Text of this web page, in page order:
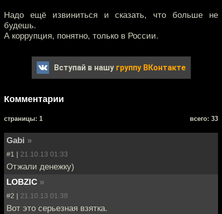
Надо ещё извиниться и сказать, что больше не
будешь.
А коррупция, понятно, только в России.
Вступай в нашу группу ВКонтакте
Комментарии
cтраницы: 1 всего: 33
Gabi »
#1 | 21.10.13 01:33
Отжали денежку)
LOBZIC »
#2 | 21.10.13 01:38
Вот это серьезная взятка.